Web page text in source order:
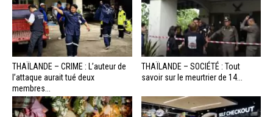
THAÏLANDE – CRIME : L’auteur de
l’attaque aurait tué deux
membres...
THAÏLANDE – SOCIÉTÉ : Tout
savoir sur le meurtrier de 14...